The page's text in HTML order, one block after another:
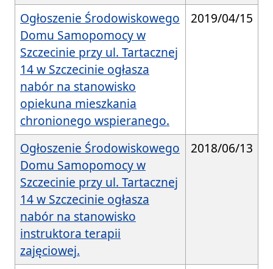
Ogłoszenie Środowiskowego
Domu Samopomocy w
Szczecinie przy ul. Tartacznej
14 w Szczecinie ogłasza
nabór na stanowisko
opiekuna mieszkania
chronionego wspieranego.
2019/04/15
Ogłoszenie Środowiskowego
Domu Samopomocy w
Szczecinie przy ul. Tartacznej
14 w Szczecinie ogłasza
nabór na stanowisko
instruktora terapii
zajęciowej.
2018/06/13